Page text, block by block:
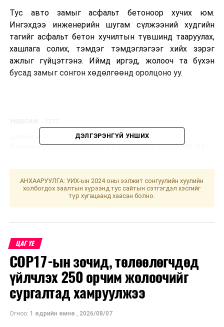
Тус авто замыг асфальт бетоноор хучих юм.
Ингэхдээ инженерийн шугам сүлжээний худгийн
тагийг асфальт бетон хучилтын түвшинд тааруулах,
хашлага солих, тэмдэг тэмдэглэгээг хийх зэрэг
ажлыг гүйцэтгэнэ. Иймд иргэд, жолооч та бүхэн
бусад замыг сонгон хөдөлгөөнд оролцоно уу.
Улаанбаатар хот орчмоор долоодугаар сарын 20, 21-
30 дугаар сургуулийн хуучин барилгыг нурааж, шинэ
сургууль барина
ДЭЛГЭРЭНГҮЙ УНШИХ
АНХААРУУЛГА: УИХ-ын 2024 оны ээлжит сонгуулийн хуулийн
холбогдох заалтын хүрээнд тус сайтын сэтгэгдэл хэсгийг
түр хугацаанд хаасан болно.
ЦАГ ҮЕ
COP17-ын зочид, төлөөлөгчдөд
үйлчлэх 250 орчим жолоочийг
сургалтад хамруулжээ
Огноо: 1 өдрийн өмнө 2026/08/07